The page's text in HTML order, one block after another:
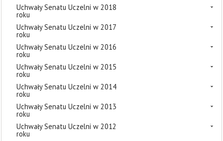
Uchwały Senatu Uczelni w 2018
roku
Uchwały Senatu Uczelni w 2017
roku
Uchwały Senatu Uczelni w 2016
roku
Uchwały Senatu Uczelni w 2015
roku
Uchwały Senatu Uczelni w 2014
roku
Uchwały Senatu Uczelni w 2013
roku
Uchwały Senatu Uczelni w 2012
roku